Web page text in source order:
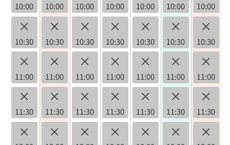
10:00
×
10:30
×
11:00
×
11:30
×
10:00
×
10:30
×
11:00
×
11:30
×
10:00
×
10:30
×
11:00
×
11:30
×
10:00
×
10:30
×
11:00
×
11:30
×
10:00
×
10:30
×
11:00
×
11:30
×
10:00
×
10:30
×
11:00
×
11:30
×
10:00
×
10:30
×
11:00
×
11:30
×